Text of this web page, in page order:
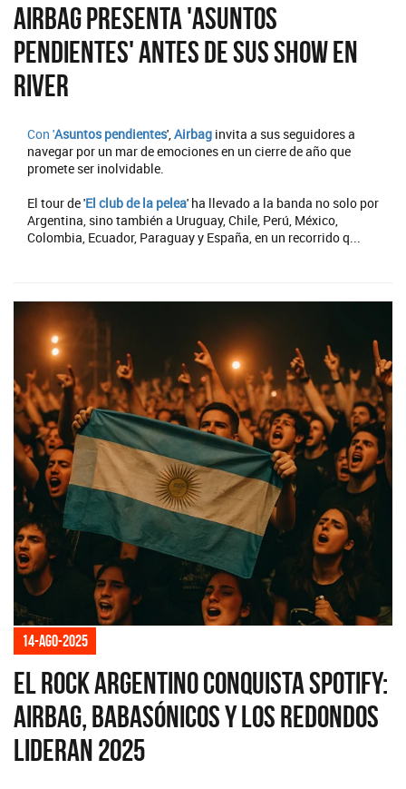
Airbag presenta 'Asuntos
pendientes' antes de sus show en
River
Con 'Asuntos pendientes', Airbag invita a sus seguidores a
navegar por un mar de emociones en un cierre de año que
promete ser inolvidable.
El tour de 'El club de la pelea' ha llevado a la banda no solo por
Argentina, sino también a Uruguay, Chile, Perú, México,
Colombia, Ecuador, Paraguay y España, en un recorrido q...
14-ago-2025
El rock argentino conquista Spotify:
Airbag, Babasónicos y Los Redondos
lideran 2025